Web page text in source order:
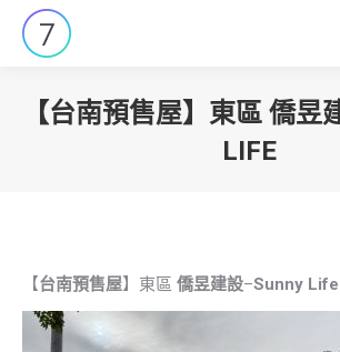
【台南預售屋】東區 僑昱
LIFE
【台南預售屋】東區 僑昱建設–Sunny Life